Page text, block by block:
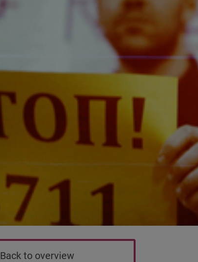
Back to overview